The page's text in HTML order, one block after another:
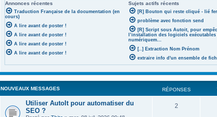
Annonces récentes Sujets actifs récents
Traduction Française de la documentation (en
cours)
A lire avant de poster !
A lire avant de poster !
A lire avant de poster !
A lire avant de poster !
[R] Bouton qui reste cliqué - lié
problème avec fonction send
[R] Script sous Autoit, pour
l’installation des logiciels
numériquem...
[..] Extraction Nom Prénom
extraire info d'un ensemble de
NOUVEAUX MESSAGES RÉPONSES
Utiliser AutoIt pour automatiser du
SEO ?
2